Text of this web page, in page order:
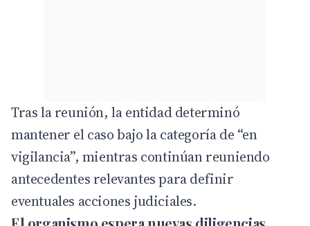
Tras la reunión, la entidad determinó
mantener el caso bajo la categoría de “en
vigilancia”, mientras continúan reuniendo
antecedentes relevantes para definir
eventuales acciones judiciales.